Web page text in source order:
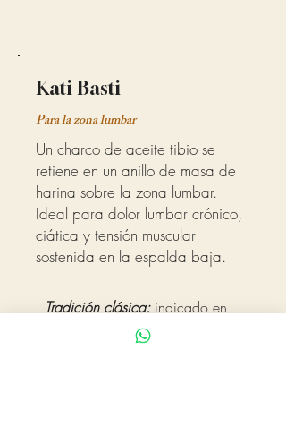
Kati Basti
Para la zona lumbar
Un charco de aceite tibio se
retiene en un anillo de masa de
harina sobre la zona lumbar.
Ideal para dolor lumbar crónico,
ciática y tensión muscular
sostenida en la espalda baja.
Tradición clásica:indicado en
hernia discal, ciática, artrosis,